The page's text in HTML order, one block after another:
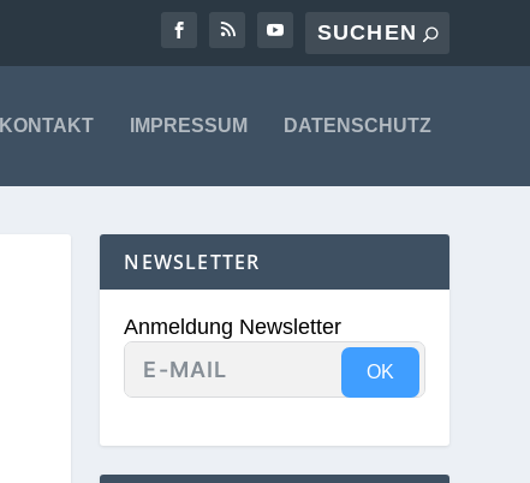
KONTAKT IMPRESSUM DATENSCHUTZ
NEWSLETTER
Anmeldung Newsletter
OK